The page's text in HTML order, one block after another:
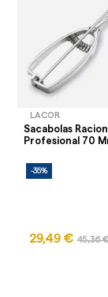
LACOR
Sacabolas
Profesional 70
-35%
29,49 € 45,36